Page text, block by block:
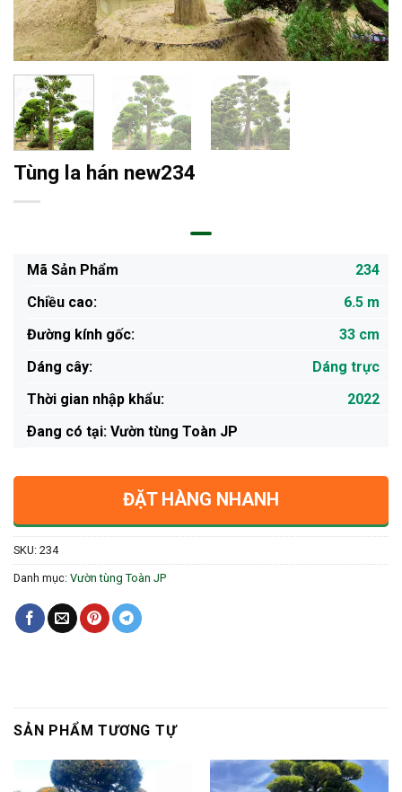
Tùng la hán new234
Mã Sản Phẩm
234
Chiều cao:
6.5 m
Đường kính gốc:
33 cm
Dáng cây:
Dáng trực
Thời gian nhập khẩu:
2022
Ðang có tại: Vườn tùng Toàn JP
ĐẶT HÀNG NHANH
SKU: 234
Danh mục: Vườn tùng Toàn JP
SẢN PHẨM TƯƠNG TỰ